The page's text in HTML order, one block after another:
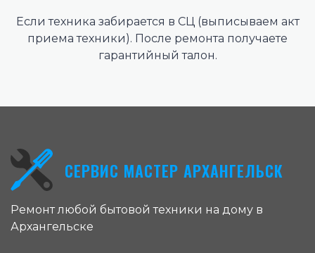
Если техника забирается в СЦ (выписываем акт
приема техники). После ремонта получаете
гарантийный талон.
СЕРВИС МАСТЕР АРХАНГЕЛЬСК
Ремонт любой бытовой техники на дому в
Архангельске